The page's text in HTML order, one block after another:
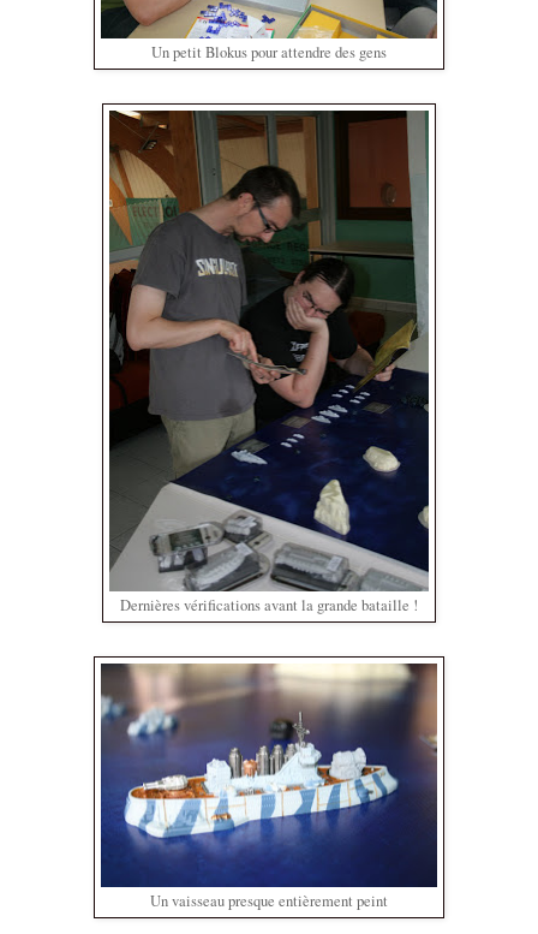
Un petit Blokus pour attendre des gens
Dernières vérifications avant la grande bataille !
Un vaisseau presque entièrement peint